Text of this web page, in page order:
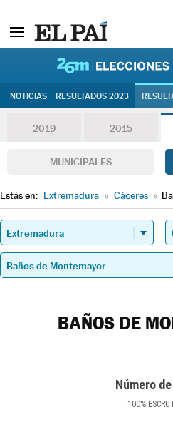
NOTICIAS RESULTADOS 2023
2019 2015
MUNICIPALES
Estás en: Extremadura » Cáceres »
BAÑOS DE
Número
100%